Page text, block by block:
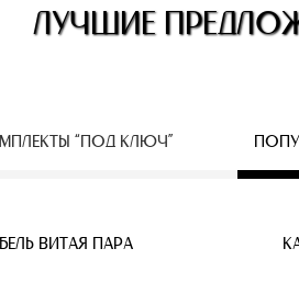
ЛУЧШИЕ
“ПОД КЛЮЧ”
IP КАМЕРЫ
ВИТАЯ ПАРА
ВИТАЯ ПАРА